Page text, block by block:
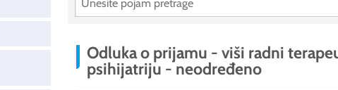
Odluka o prijamu - viši radni
psihijatriju - neodređeno